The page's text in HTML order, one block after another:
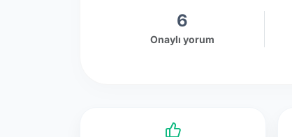
6
Onaylı yorum